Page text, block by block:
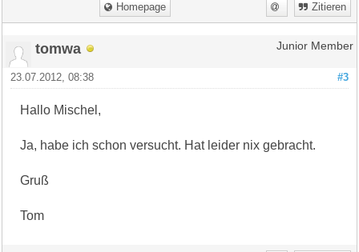
Homepage Zitieren
tomwa Junior Member
#3
23.07.2012, 08:38
Hallo Mischel,
Ja, habe ich schon versucht. Hat leider nix gebracht.
Gruß
Tom